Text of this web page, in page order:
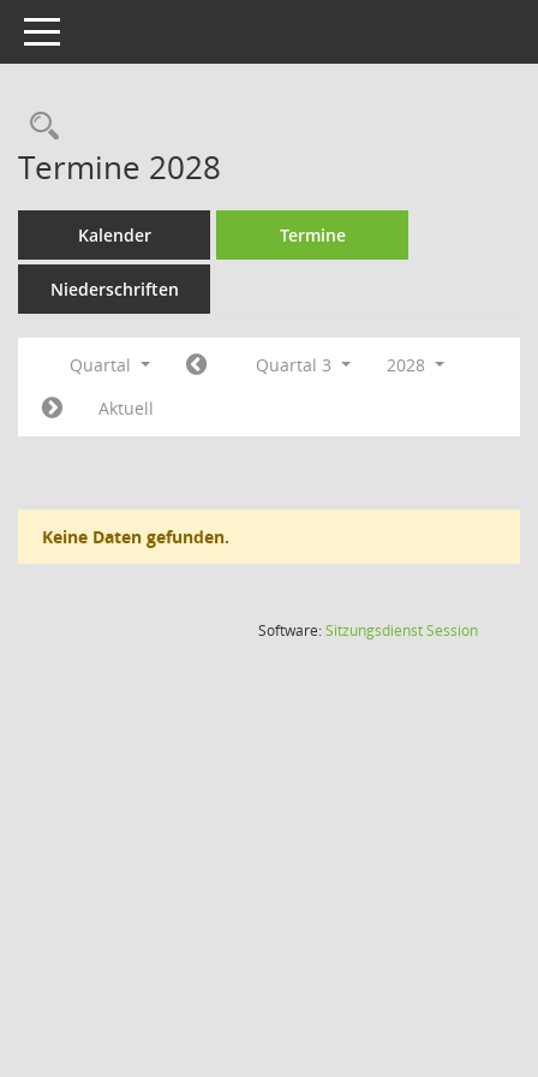
Toggle navigation
Rechercheauswahl
Termine 2028
Kalender Termine
Niederschriften
Quartal Quartal 3
2028
Aktuell
Keine Daten gefunden.
Software:SitzungsdienstSession(Wird in